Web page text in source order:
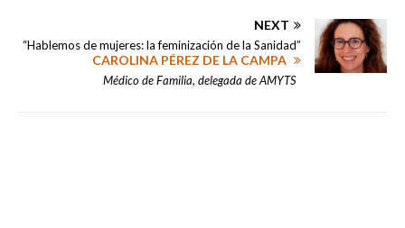
NEXT
“Hablemos de mujeres: la feminización de la Sanidad”
CAROLINA PÉREZ DE LA CAMPA
Médico de Familia, delegada de AMYTS